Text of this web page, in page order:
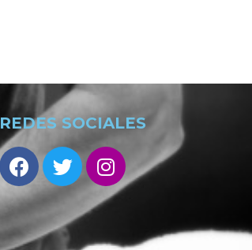
REDES SOCIALES